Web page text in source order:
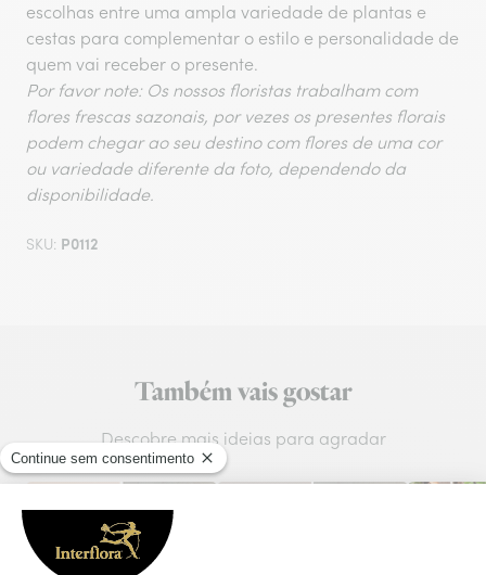
escolhas entre uma ampla variedade de plantas e
cestas para complementar o estilo e personalidade de
quem vai receber o presente.
Por favor note: Os nossos floristas trabalham com
flores frescas sazonais, por vezes os presentes florais
podem chegar ao seu destino com flores de uma cor
ou variedade diferente da foto, dependendo da
disponibilidade.
SKU: P0112
Também vais gostar
Descobre mais ideias para agradar